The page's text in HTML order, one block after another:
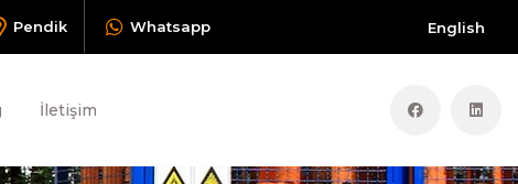
Pendik Whatsapp English
İletişim